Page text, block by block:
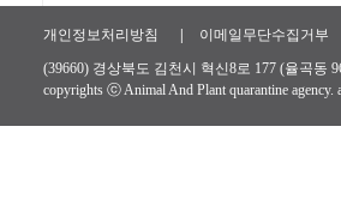
개인정보처리방침
이메일무단수집거부
(39660) 경상북도 김천시 혁신8로 177 (율곡동
copyrights ⓒ Animal And Plant quarantine agency.